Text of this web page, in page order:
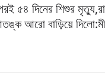
৫৪ দিনের শিশুর
আরো বাড়িয়ে